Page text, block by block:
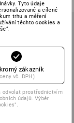
Tyto údaje
a cílené
trhu a měření
těchto cookies a
zákazník
vč. DPH)
odvolat prostřednictvím
údajů. Výběr